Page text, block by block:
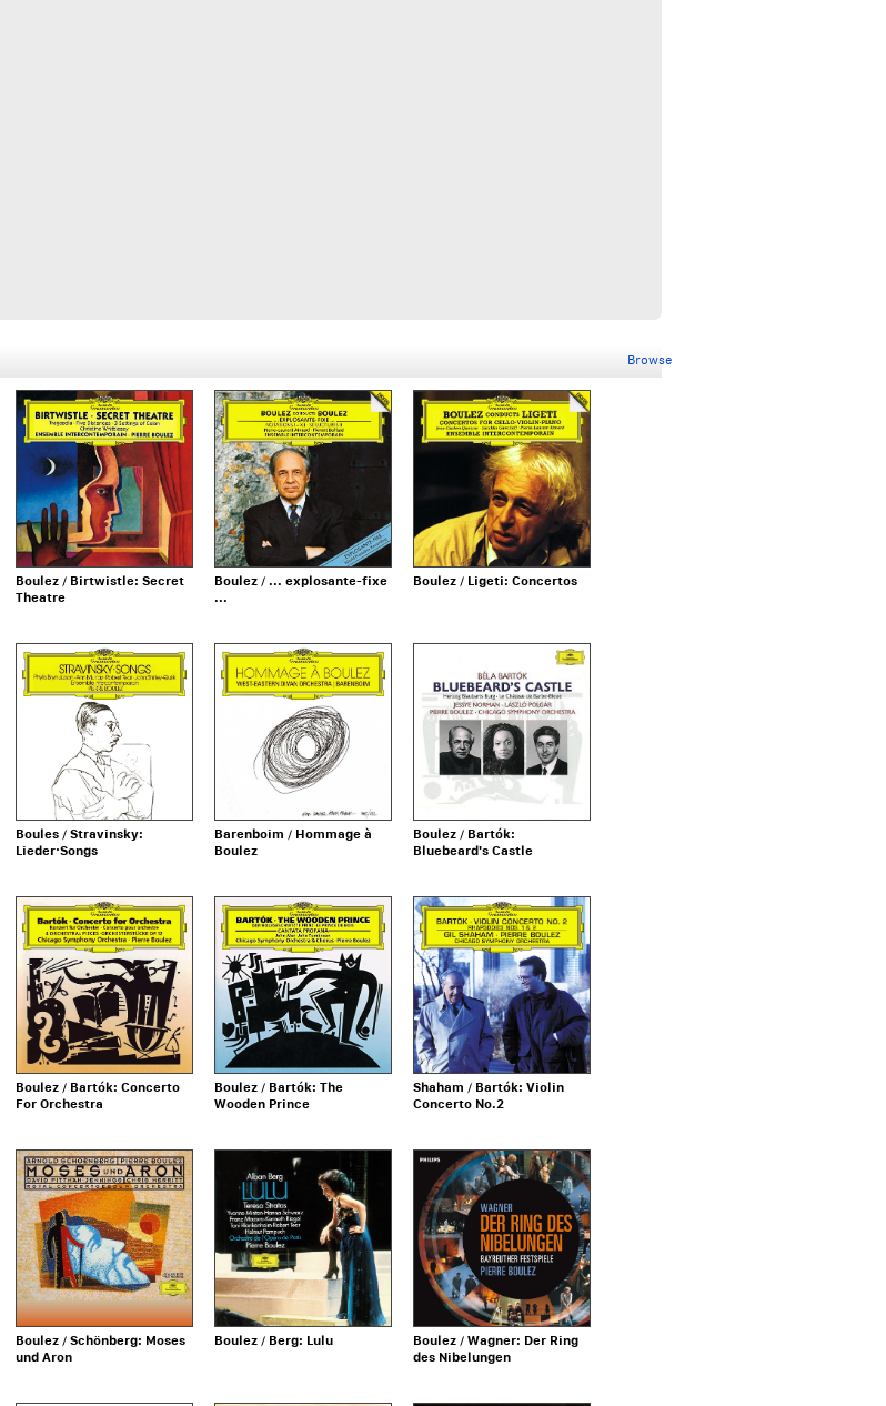
Browse
Boulez / Birtwistle: Secret
Theatre
Boulez / ... explosante-fixe
...
Boulez / Ligeti: Concertos
Boules / Stravinsky:
Lieder·Songs
Barenboim / Hommage à
Boulez
Boulez / Bartók:
Bluebeard's Castle
Boulez / Bartók: Concerto
For Orchestra
Boulez / Bartók: The
Wooden Prince
Shaham / Bartók: Violin
Concerto No.2
Boulez / Schönberg: Moses
und Aron
Boulez / Berg: Lulu
Boulez / Wagner: Der Ring
des Nibelungen